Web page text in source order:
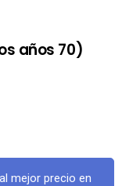
años 70)
mejor precio en